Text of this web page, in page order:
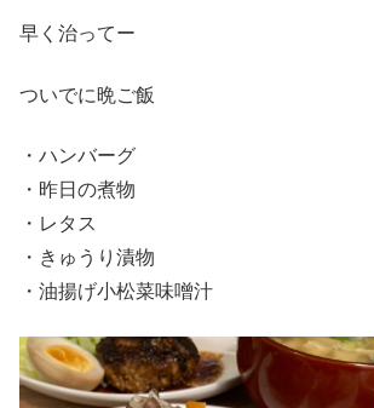
早く治ってー
ついでに晩ご飯
・ハンバーグ
・昨日の煮物
・レタス
・きゅうり漬物
・油揚げ小松菜味噌汁